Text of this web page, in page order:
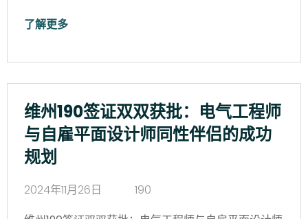
了解更多
维州190签证双双获批：电气工程师
与自雇平面设计师同性伴侣的成功
规划
2024年11月26日
190